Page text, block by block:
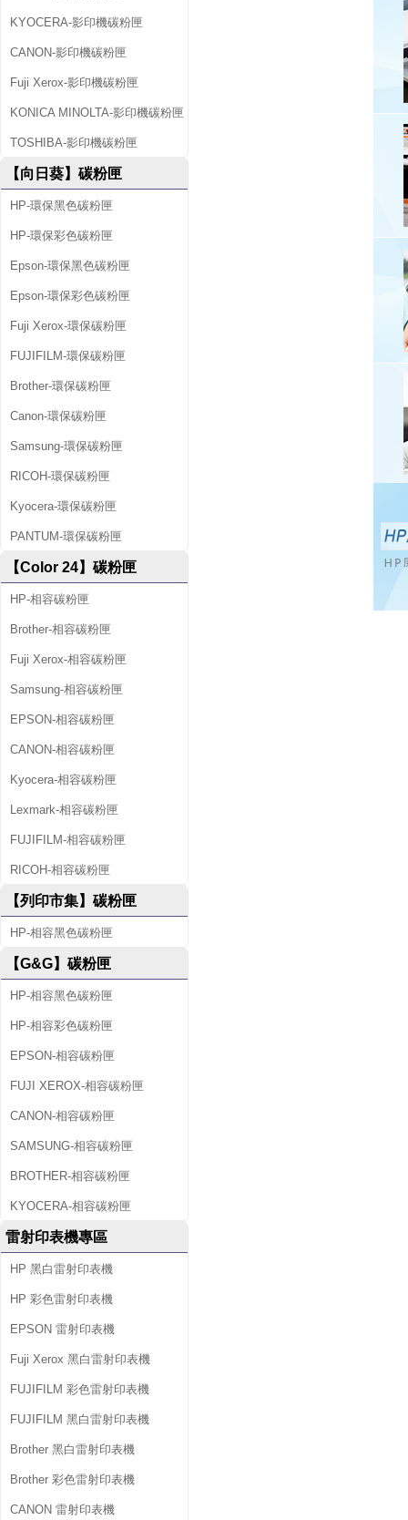
KYOCERA-影印機碳粉匣
CANON-影印機碳粉匣
Fuji Xerox-影印機碳粉匣
KONICA MINOLTA-影印機碳粉匣
TOSHIBA-影印機碳粉匣
【向日葵】碳粉匣
HP-環保黑色碳粉匣
HP-環保彩色碳粉匣
Epson-環保黑色碳粉匣
Epson-環保彩色碳粉匣
Fuji Xerox-環保碳粉匣
FUJIFILM-環保碳粉匣
Brother-環保碳粉匣
Canon-環保碳粉匣
Samsung-環保碳粉匣
RICOH-環保碳粉匣
Kyocera-環保碳粉匣
PANTUM-環保碳粉匣
【Color 24】碳粉匣
HP-相容碳粉匣
Brother-相容碳粉匣
Fuji Xerox-相容碳粉匣
Samsung-相容碳粉匣
EPSON-相容碳粉匣
CANON-相容碳粉匣
Kyocera-相容碳粉匣
Lexmark-相容碳粉匣
FUJIFILM-相容碳粉匣
RICOH-相容碳粉匣
【列印市集】碳粉匣
HP-相容黑色碳粉匣
【G&G】碳粉匣
HP-相容黑色碳粉匣
HP-相容彩色碳粉匣
EPSON-相容碳粉匣
FUJI XEROX-相容碳粉匣
CANON-相容碳粉匣
SAMSUNG-相容碳粉匣
BROTHER-相容碳粉匣
KYOCERA-相容碳粉匣
雷射印表機專區
HP 黑白雷射印表機
HP 彩色雷射印表機
EPSON 雷射印表機
Fuji Xerox 黑白雷射印表機
FUJIFILM 彩色雷射印表機
FUJIFILM 黑白雷射印表機
Brother 黑白雷射印表機
Brother 彩色雷射印表機
CANON 雷射印表機